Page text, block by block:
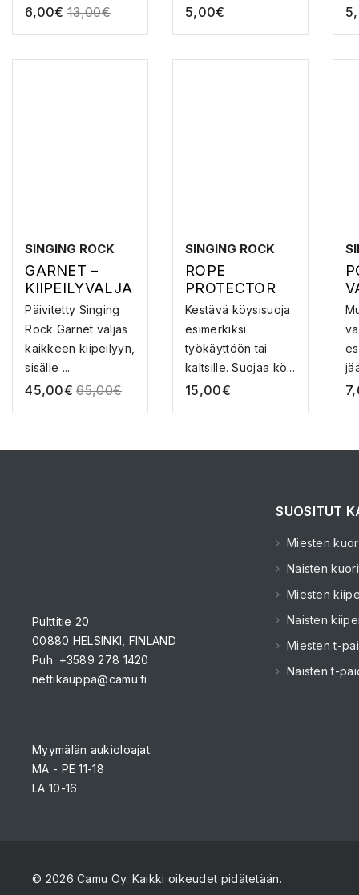
muuhun kiipeily...
6,00€ 13,00€
sisä- kuin ulk...
5,00€
SINGING ROCK
GARNET –
KIIPEILYVALJA
AT
Päivitetty Singing
Rock Garnet valjas
kaikkeen kiipeilyyn,
sisälle ...
45,00€ 65,00€
SINGING ROCK
ROPE
PROTECTOR
100CM –
KÖYSISUOJA
Kestävä köysisuoja
esimerkiksi
työkäyttöön tai
kaltsille. Suojaa kö...
15,00€
Pulttitie 20
00880 HELSINKI, FINLAND
Puh. +3589 278 1420
nettikauppa@camu.fi
Myymälän aukioloajat:
MA - PE 11-18
LA 10-16
SUOSITUT
Miesten
Naisten
Miesten
Naisten
Miesten t-
Naisten t-
© 2026 Camu Oy. Kaikki oikeudet pidätetään.